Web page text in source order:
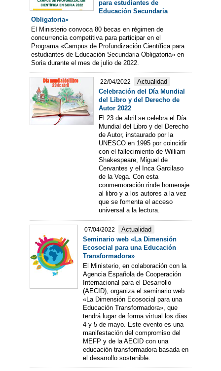
para estudiantes de
Educación Secundaria
Obligatoria»
El Ministerio convoca 80 becas en régimen de
concurrencia competitiva para participar en el
Programa «Campus de Profundización Científica para
estudiantes de Educación Secundaria Obligatoria» en
Soria durante el mes de julio de 2022.
22/04/2022
Actualidad
Celebración del Día Mundial
del Libro y del Derecho de
Autor 2022
El 23 de abril se celebra el Día
Mundial del Libro y del Derecho
de Autor, instaurado por la
UNESCO en 1995 por coincidir
con el fallecimiento de William
Shakespeare, Miguel de
Cervantes y el Inca Garcilaso
de la Vega. Con esta
conmemoración rinde homenaje
al libro y a los autores a la vez
que se fomenta el acceso
universal a la lectura.
07/04/2022
Actualidad
Seminario web «La Dimensión
Ecosocial para una Educación
Transformadora»
El Ministerio, en colaboración con la
Agencia Española de Cooperación
Internacional para el Desarrollo
(AECID), organiza el seminario web
«La Dimensión Ecosocial para una
Educación Transformadora», que
tendrá lugar de forma virtual los días
4 y 5 de mayo. Este evento es una
manifestación del compromiso del
MEFP y de la AECID con una
educación transformadora basada en
el desarrollo sostenible.